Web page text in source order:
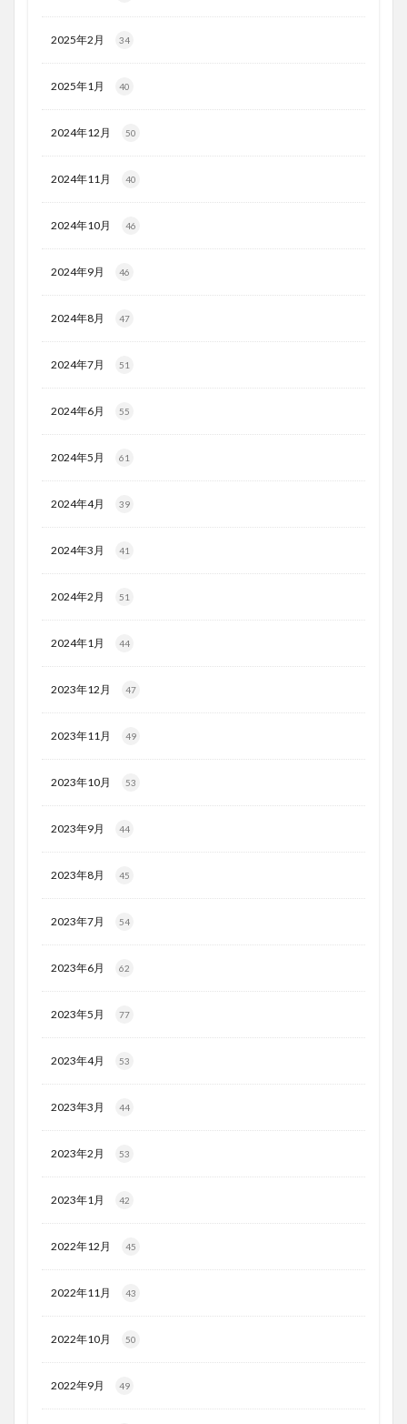
2025年2月 34
2025年1月 40
2024年12月 50
2024年11月 40
2024年10月 46
2024年9月 46
2024年8月 47
2024年7月 51
2024年6月 55
2024年5月 61
2024年4月 39
2024年3月 41
2024年2月 51
2024年1月 44
2023年12月 47
2023年11月 49
2023年10月 53
2023年9月 44
2023年8月 45
2023年7月 54
2023年6月 62
2023年5月 77
2023年4月 53
2023年3月 44
2023年2月 53
2023年1月 42
2022年12月 45
2022年11月 43
2022年10月 50
2022年9月 49